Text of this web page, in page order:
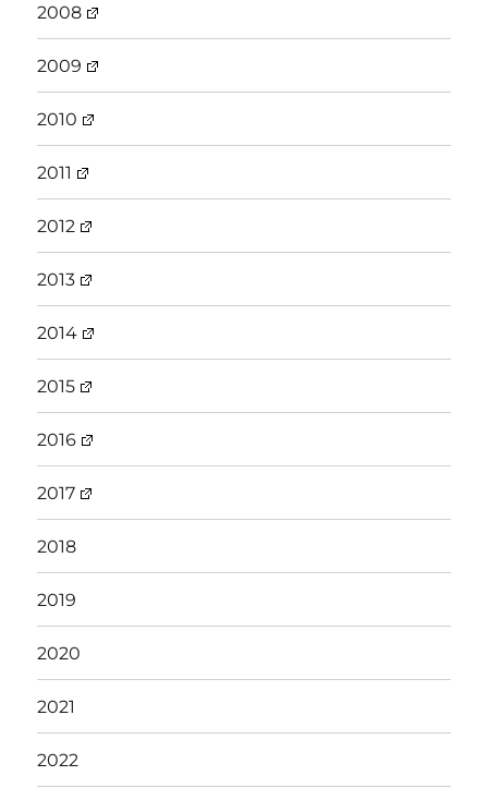
2008
2009
2010
2011
2012
2013
2014
2015
2016
2017
2018
2019
2020
2021
2022